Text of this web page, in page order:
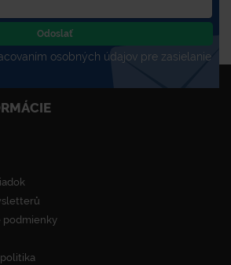
Odoslať
osobných údajov pre zasielanie
podmienky